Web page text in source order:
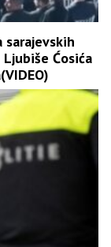
sarajevskih
Ćosića